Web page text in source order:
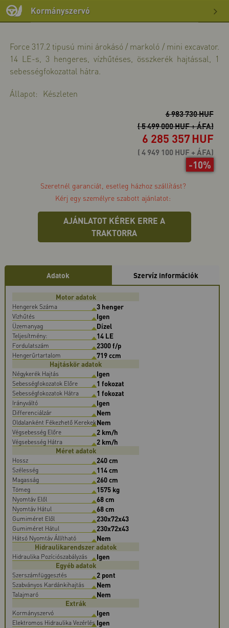
>>
Kormányszervó
>>
Force 317.2 tipusú mini árokásó / markoló / mini excavator.
14 LE-s, 3 hengeres, vízhűtéses, összkerék hajtással, 1
sebességfokozattal hátra.
Állapot: Készleten
6 983 730 HUF
( 5 499 000 HUF + ÁFA)
6 285 357HUF
( 4 949 100 HUF + ÁFA)
-10%
Szeretnél garanciát, esetleg házhoz szállítást?
Kérj egy személyre szabott ajánlatot:
AJÁNLATOT KÉREK ERRE A
TRAKTORRA
Adatok Szervíz információk
Motor adatok
Hengerek Száma 3 henger
Vízhűtés Igen
Üzemanyag Dízel
Teljesítmény: 14 LE
Fordulatszám 2300 f/p
Hengerűrtartalom
719 ccm
Hajtáskör adatok
Négykerék Hajtás Igen
Sebességfokozatok Előre 1 fokozat
Sebességfokozatok Hátra 1 fokozat
Irányváltó Igen
Differenciálzár Nem
Oldalanként Fékezhető KerekekNem
Végsebesség Előre 2 km/h
Végsebesség Hátra
2 km/h
Méret adatok
Hossz 240 cm
Szélesség 114 cm
Magasság 260 cm
Tömeg 1575 kg
Nyomtáv Elől 68 cm
Nyomtáv Hátul 68 cm
Gumiméret Elől 230x72x43
Gumiméret Hátul 230x72x43
Hátsó Nyomtáv Állítható
Nem
Hidraulikarendszer adatok
Hidraulika Pozíciószabályzás
Igen
Egyéb adatok
Szerszámfüggesztés 2 pont
Szabványos Kardánkihajtás Nem
Talajmaró
Nem
Extrák
Kormányszervó Igen
Elektromos Hidraulika Vezérlés Igen